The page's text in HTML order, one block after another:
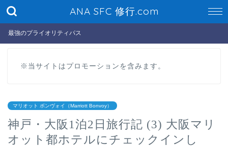
ANA SFC 修行.com
最強のプライオリティパス
※当サイトはプロモーションを含みます。
マリオット ボンヴォイ（Marriott Bonvoy）
神戸・大阪1泊2日旅行記 (3) 大阪マリ
オット都ホテルにチェックインし